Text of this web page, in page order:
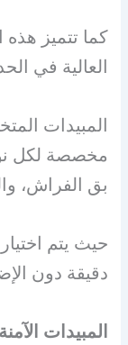
كما تتميز هذه
العالية في
المبيدات
مخصصة لكل
بق الفراش،
حيث يتم
دقيقة دون
المبيدات